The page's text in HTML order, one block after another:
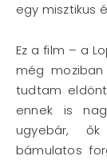
egy misztikus
Ez a film – a
még
tudtam
ennek is
ugyebár,
bámulatos